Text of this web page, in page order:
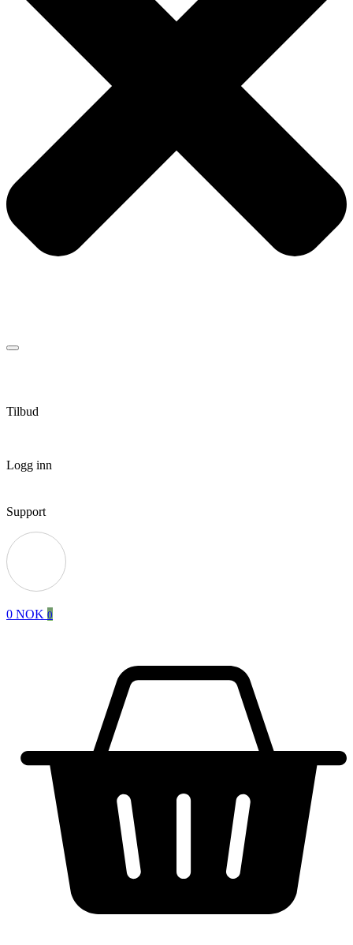
Tilbud
Logg inn
Support
0 NOK 0